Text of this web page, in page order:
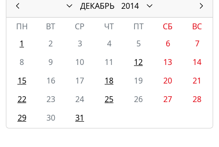
ДЕКАБРЬ
2014
ПН
ВТ СР ЧТ ПТ СБ
ВС
1
2 3 4 5 6
7
8
9 10 11 12 13
14
15
16 17 18 19 20
21
22
23 24 25 26 27
28
29
30 31